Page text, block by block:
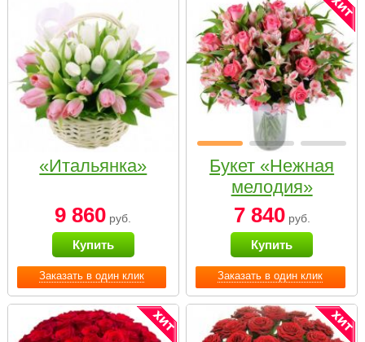
Заказать в один клик
«Итальянка»
9 860 руб.
Купить
Заказать в один клик
Букет «Нежная
мелодия»
7 840руб.
Купить